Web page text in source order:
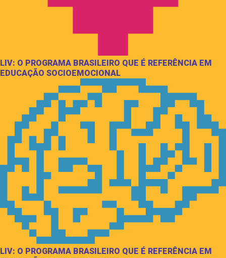
LIV: O PROGRAMA BRASILEIRO QUE É REFERÊNCIA EM
EDUCAÇÃO SOCIOEMOCIONAL
LIV: O PROGRAMA BRASILEIRO QUE É REFERÊNCIA EM